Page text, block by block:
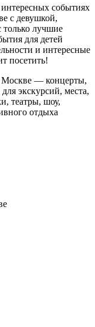
событиях
с девушкой,
лучшие
для детей
и интересные
посетить!
— концерты,
экскурсий, места,
театры, шоу,
отдыха